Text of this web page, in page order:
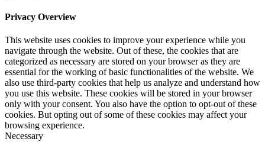
Privacy Overview
This website uses cookies to improve your experience while you
navigate through the website. Out of these, the cookies that are
categorized as necessary are stored on your browser as they are
essential for the working of basic functionalities of the website. We
also use third-party cookies that help us analyze and understand how
you use this website. These cookies will be stored in your browser
only with your consent. You also have the option to opt-out of these
cookies. But opting out of some of these cookies may affect your
browsing experience.
Necessary